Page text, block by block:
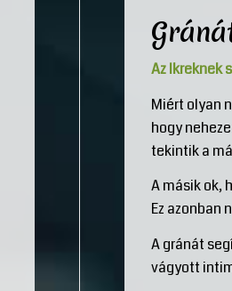
Az Ikreknek
Miért olyan
hogy
tekintik a
A másik ok,
Ez azonban
A gránát
vágyott